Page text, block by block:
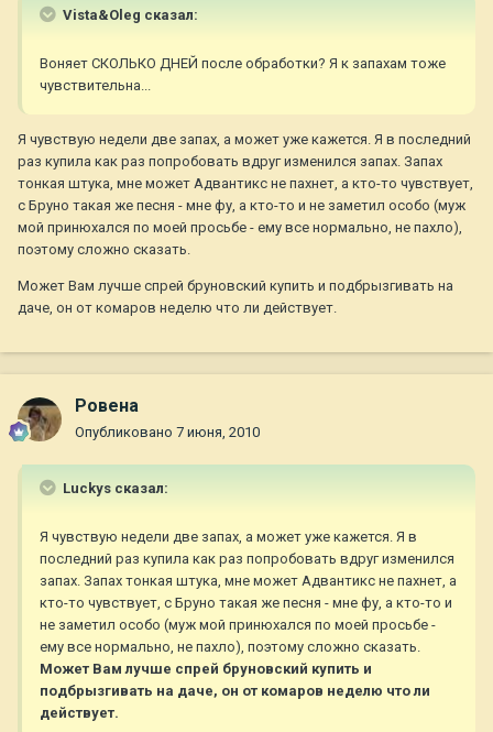
Vista&Oleg сказал:
Воняет СКОЛЬКО ДНЕЙ после обработки? Я к запахам тоже
чувствительна...
Я чувствую недели две запах, а может уже кажется. Я в последний
раз купила как раз попробовать вдруг изменился запах. Запах
тонкая штука, мне может Адвантикс не пахнет, а кто-то чувствует,
с Бруно такая же песня - мне фу, а кто-то и не заметил особо (муж
мой принюхался по моей просьбе - ему все нормально, не пахло),
поэтому сложно сказать.
Может Вам лучше спрей бруновский купить и подбрызгивать на
даче, он от комаров неделю что ли действует.
Ровена
Опубликовано 7 июня, 2010
Luckys сказал:
Я чувствую недели две запах, а может уже кажется. Я в
последний раз купила как раз попробовать вдруг изменился
запах. Запах тонкая штука, мне может Адвантикс не пахнет, а
кто-то чувствует, с Бруно такая же песня - мне фу, а кто-то и
не заметил особо (муж мой принюхался по моей просьбе -
ему все нормально, не пахло), поэтому сложно сказать.
Может Вам лучше спрей бруновский купить и
подбрызгивать на даче, он от комаров неделю что ли
действует.